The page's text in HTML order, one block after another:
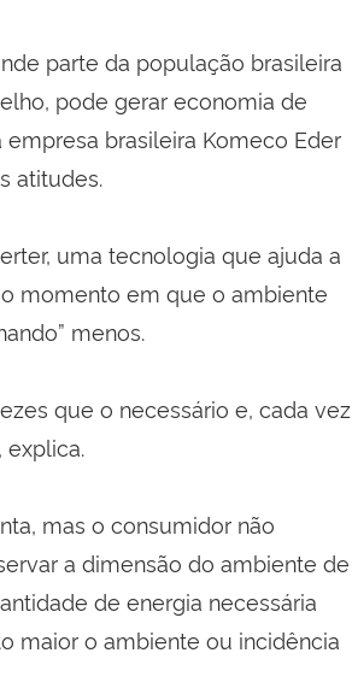
parte da população brasileira
pode gerar economia de
brasileira Komeco Eder
atitudes.
uma tecnologia que ajuda a
momento em que o ambiente
menos.
que o necessário e, cada vez
explica.
mas o consumidor não
a dimensão do ambiente de
de energia necessária
maior o ambiente ou incidência